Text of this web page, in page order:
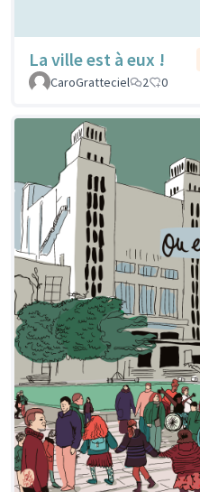
La ville est à eux !
CaroGratteciel
2 0